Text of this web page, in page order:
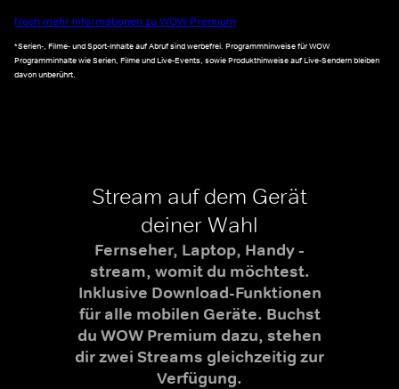
Noch mehr Informationen zu WOW Premium
*Serien-, Filme- und Sport-Inhalte auf Abruf sind werbefrei. Programmhinweise für WOW
Programminhalte wie Serien, Filme und Live-Events, sowie Produkthinweise auf Live-Sendern bleiben
davon unberührt.
Stream auf dem Gerät
deiner Wahl
Fernseher, Laptop, Handy -
stream, womit du möchtest.
Inklusive Download-Funktionen
für alle mobilen Geräte. Buchst
du WOW Premium dazu, stehen
dir zwei Streams gleichzeitig zur
Verfügung.